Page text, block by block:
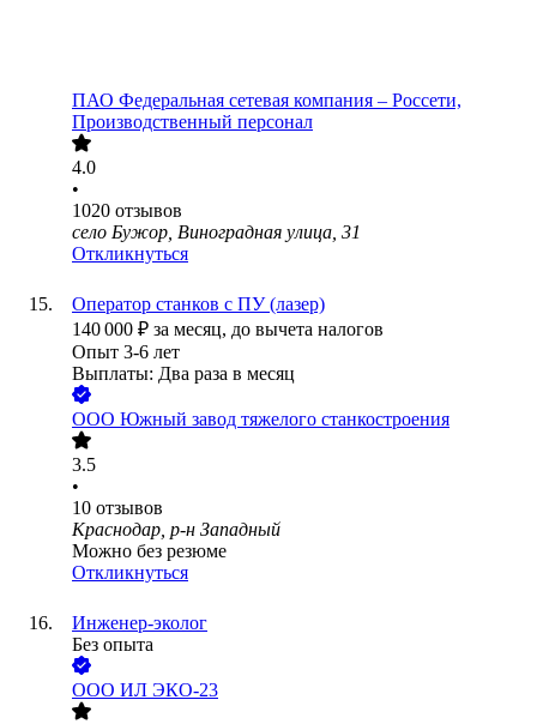
ПАО Федеральная сетевая компания – Россети,
Производственный персонал
4.0
•
1020 отзывов
село Бужор, Виноградная улица, 31
Откликнуться
Оператор станков с ПУ (лазер)
140 000 ₽ за месяц, до вычета налогов
Опыт 3-6 лет
Выплаты: Два раза в месяц
ООО Южный завод тяжелого станкостроения
3.5
•
10 отзывов
Краснодар, р-н Западный
Можно без резюме
Откликнуться
Инженер-эколог
Без опыта
ООО ИЛ ЭКО-23